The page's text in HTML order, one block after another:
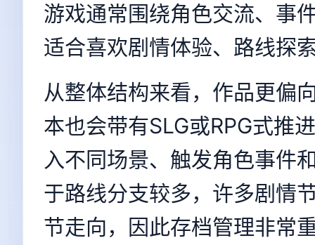
游戏通常围绕角色交流、事
适合喜欢剧情体验、路线探
从整体结构来看，作品更偏
本也会带有SLG或RPG式推
入不同场景、触发角色事件
于路线分支较多，许多剧情
节走向，因此存档管理非常